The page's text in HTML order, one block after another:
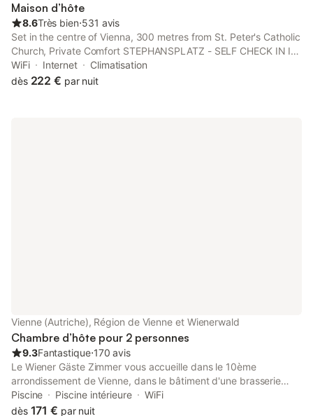
fournis sur demande.
Maison d’hôte
8.6Très bien⋅531 avis
Set in the centre of Vienna, 300 metres from St. Peter's Catholic
Church, Private Comfort STEPHANSPLATZ - SELF CHECK IN I
AC in all rooms offers air-conditioned rooms and free WiFi.
WiFi Internet
Climatisation
dès 222 € par nuit
Vienne (Autriche), Région de Vienne et Wienerwald
Chambre d’hôte pour 2 personnes
9.3Fantastique⋅170 avis
Le Wiener Gäste Zimmer vous accueille dans le 10ème
arrondissement de Vienne, dans le bâtiment d'une brasserie
traditionnelle où sont également produits du vinaigre et de
l'huile. Une piscine intérieure et un sauna sont accessibles
Piscine Piscine intérieure
WiFi
dès 171 € par nuit